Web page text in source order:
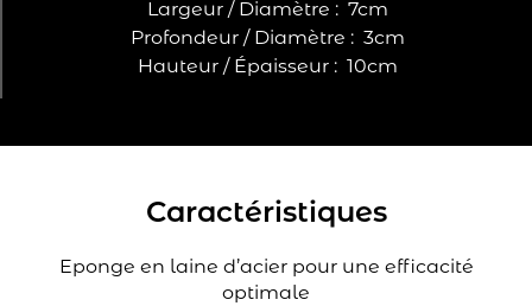
Largeur / Diamètre : 7cm
Profondeur / Diamètre : 3cm
Hauteur / Épaisseur : 10cm
Caractéristiques
Eponge en laine d’acier pour une efficacité
optimale